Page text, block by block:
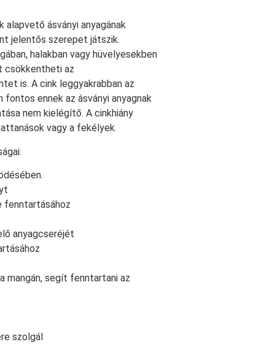
alapvető ásványi anyagának
jelentős szerepet játszik.
halakban vagy hüvelyesekben
csökkentheti az
is. A cink leggyakrabban az
ennek az ásványi anyagnak
nem kielégítő. A cinkhiány
vagy a fekélyek.
fenntartásához
anyagcseréjét
mangán, segít fenntartani az
szolgál